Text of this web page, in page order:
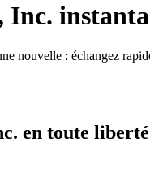
Inc.
nouvelle : échangez
en toute